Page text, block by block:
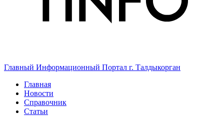
Главный Информационный Портал г. Талдыкорган
Главная
Новости
Справочник
Статьи